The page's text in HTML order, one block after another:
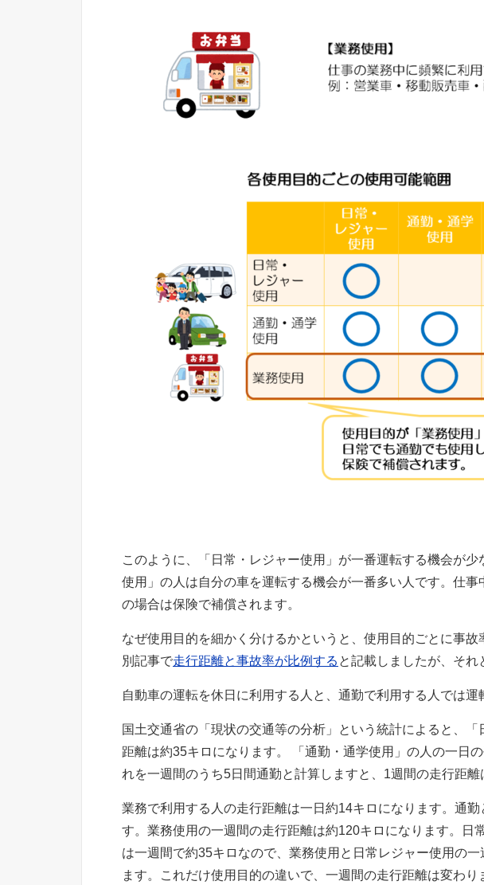
このように、「日常・レジャー使用」が一番運転する機会が
使用」の人は自分の車を運転する機会が一番多い人です。仕
の場合は保険で補償されます。
なぜ使用目的を細かく分けるかというと、使用目的ごとに事
別記事で走行距離と事故率が比例する と記載しましたが、それ
自動車の運転を休日に利用する人と、通勤で利用する人では運
国土交通省の「現状の交通等の分析」という統計によると、
距離は約35キロになります。 「通勤・通学使用」の人の一日
れを一週間のうち5日間通勤と計算しますと、1週間の走行距離
業務で利用する人の走行距離は一日約14キロになります。通
す。業務使用の一週間の走行距離は約120キロになります。日
は一週間で約35キロなので、業務使用と日常レジャー使用の
ます。これだけ使用目的の違いで、一週間の走行距離は変わり